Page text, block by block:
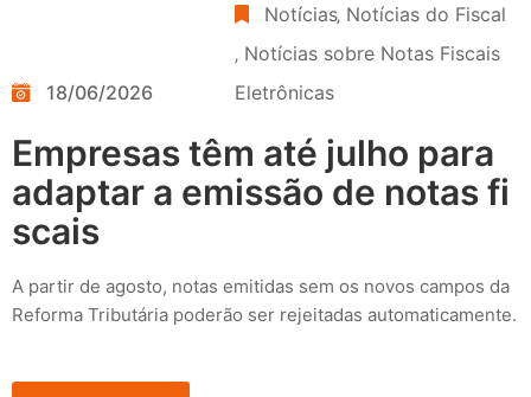
18/06/2026
Notícias‚ Notícias do Fiscal
‚ Notícias sobre Notas Fiscais
Eletrônicas
Empresas têm até julho para
adaptar a emissão de notas fi
scais
A partir de agosto, notas emitidas sem os novos campos da
Reforma Tributária poderão ser rejeitadas automaticamente.